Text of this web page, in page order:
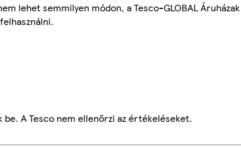
lehet semmilyen módon, a Tesco-GLOBAL
A Tesco nem ellenőrzi az értékeléseket.